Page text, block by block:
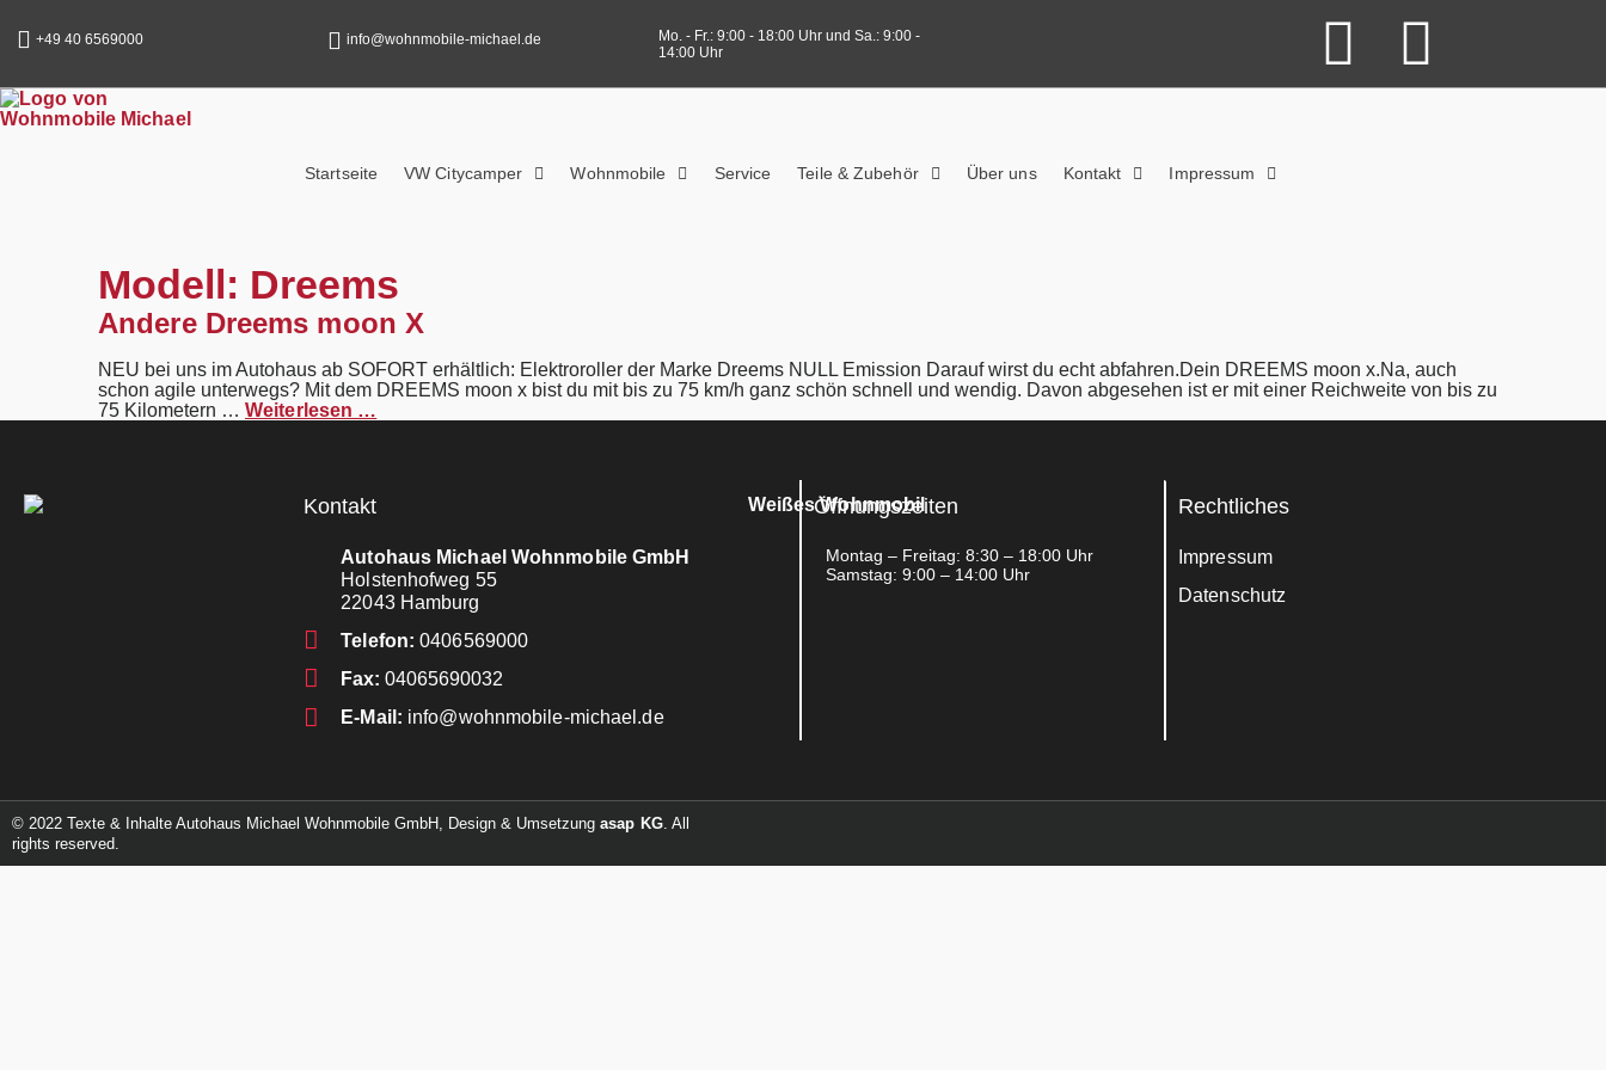
+49 40 6569000 info@wohnmobile-michael.de
Mo. - Fr.: 9:00 - 18:00 Uhr und Sa.: 9:00 -
14:00 Uhr
Startseite VW Citycamper Wohnmobile Service Teile & Zubehör Über uns Kontakt Impressum
Modell: Dreems
Andere Dreems moon X
NEU bei uns im Autohaus ab SOFORT erhältlich: Elektroroller der Marke Dreems NULL Emission Darauf wirst du echt abfahren.Dein DREEMS moon x.Na, auch
schon agile unterwegs? Mit dem DREEMS moon x bist du mit bis zu 75 km/h ganz schön schnell und wendig. Davon abgesehen ist er mit einer Reichweite von bis zu
75 Kilometern … Weiterlesen …
Kontakt
Autohaus Michael Wohnmobile GmbH
Holstenhofweg 55
22043 Hamburg
Telefon:0406569000
Fax:04065690032
E-Mail: info@wohnmobile-michael.de
Öffnungszeiten
Montag – Freitag: 8:30 – 18:00 Uhr
Samstag: 9:00 – 14:00 Uhr
Rechtliches
Impressum
Datenschutz
© 2022 Texte & Inhalte Autohaus Michael Wohnmobile GmbH, Design & Umsetzung asap KG. All
rights reserved.